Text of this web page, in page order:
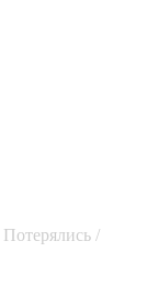
Потерялись /